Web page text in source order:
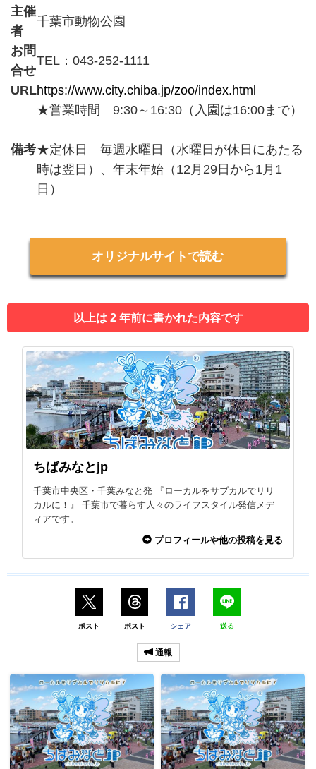
主催
者
千葉市動物公園
お問
合せ
TEL：043‐252-1111
URLhttps://www.city.chiba.jp/zoo/index.html
備考
★営業時間 9:30～16:30（入園は16:00まで）
★定休日 毎週水曜日（水曜日が休日にあたる
時は翌日）、年末年始（12月29日から1月1
日）
オリジナルサイトで読む
以上は 2 年前に書かれた内容です
ちばみなとjp
千葉市中央区・千葉みなと発 『ローカルをサブカルでリリ
カルに！』 千葉市で暮らす人々のライフスタイル発信メデ
ィアです。
プロフィールや他の投稿を見る
ポスト ポスト シェア 送る
通報